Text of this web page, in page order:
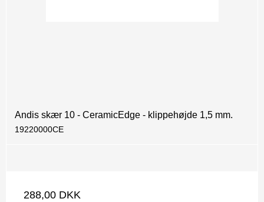
Andis skær 10 - CeramicEdge - klippehøjde 1,5 mm.
19220000CE
288,00 DKK